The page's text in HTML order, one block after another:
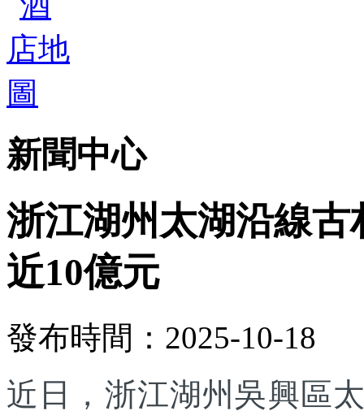
新聞中心
浙江湖州太湖沿線
近10億元
發布時間：2025-10-18
近日，浙江湖州吳興區